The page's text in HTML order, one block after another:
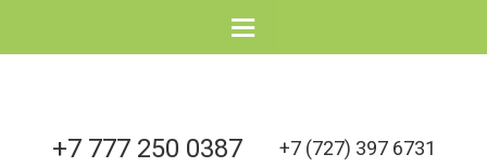
+7 777 250 0387
+7 (727) 397 6731